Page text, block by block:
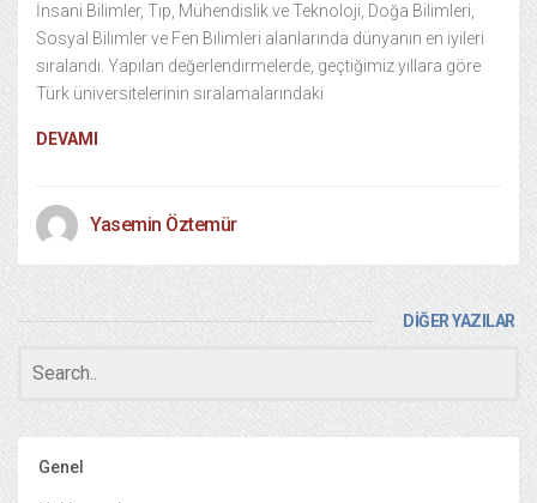
İnsani Bilimler, Tıp, Mühendislik ve Teknoloji, Doğa Bilimleri,
Sosyal Bilimler ve Fen Bilimleri alanlarında dünyanın en iyileri
sıralandı. Yapılan değerlendirmelerde, geçtiğimiz yıllara göre
Türk üniversitelerinin sıralamalarındaki
DEVAMI
Yasemin Öztemür
DİĞER YAZILAR
Genel